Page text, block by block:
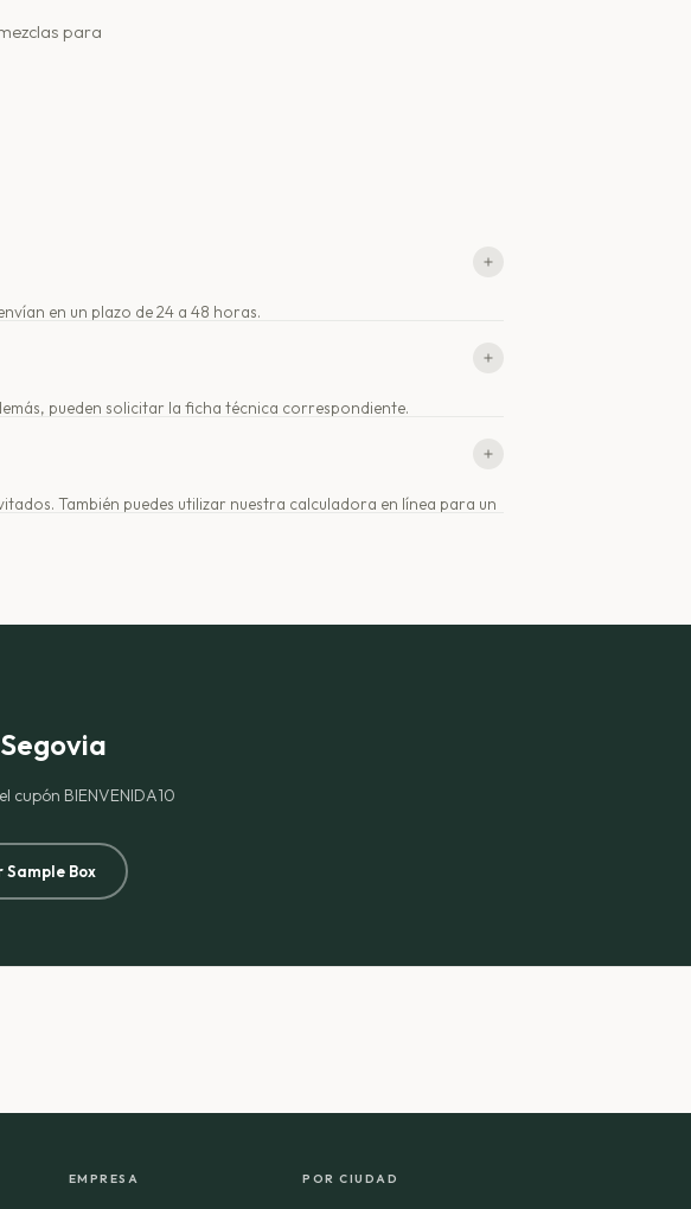
para
en un plazo de 24 a 48 horas.
pueden solicitar la ficha técnica correspondiente.
También puedes utilizar nuestra calculadora en línea para un
cupón BIENVENIDA10
Sample Box
EMPRESA POR CIUDAD